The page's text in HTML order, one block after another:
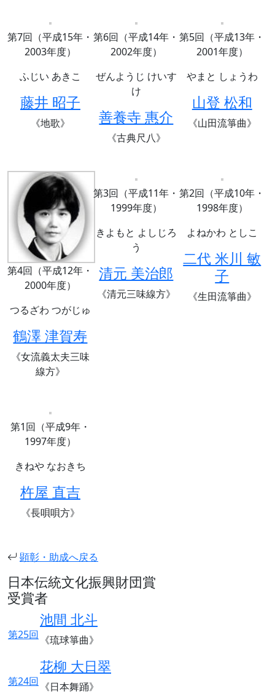
第7回（平成15年・
2003年度）
ふじい あきこ
藤井 昭子
《地歌》
第6回（平成14年・
2002年度）
ぜんようじ けいす
け
善養寺 惠介
《古典尺八》
第5回（平成13年・
2001年度）
やまと しょうわ
山登 松和
《山田流箏曲》
第4回（平成12年・
2000年度）
つるざわ つがじゅ
鶴澤 津賀寿
《女流義太夫三味
線方》
第3回（平成11年・
1999年度）
きよもと よしじろ
う
清元 美治郎
《清元三味線方》
第2回（平成10年・
1998年度）
よねかわ としこ
二代 米川 敏
子
《生田流箏曲》
第1回（平成9年・
1997年度）
きねや なおきち
杵屋 直吉
《長唄唄方》
顕彰・助成へ戻る
日本伝統文化振興財団賞
受賞者
第25回
池間 北斗
《琉球箏曲》
第24回
花柳 大日翠
《日本舞踊》